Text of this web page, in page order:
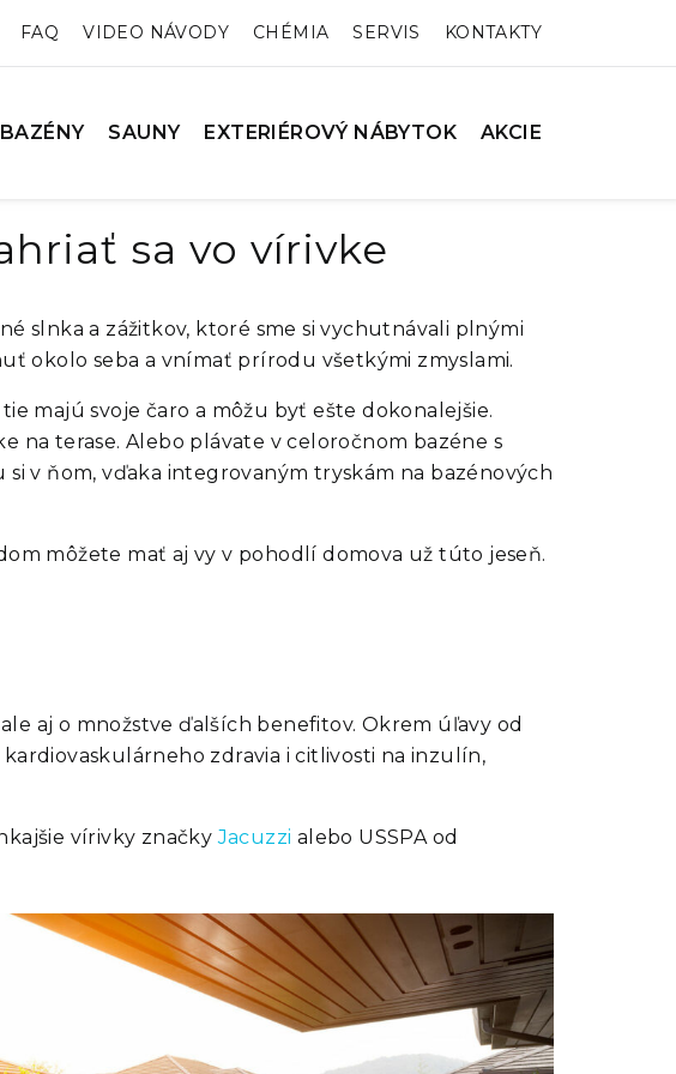
FAQ VIDEO NÁVODY CHÉMIA SERVIS KONTAKTY
SAUNY EXTERIÉROVÝ NÁBYTOK AKCIE
sa vo vírivke
slnka a zážitkov, ktoré sme si vychutnávali plnými
okolo seba a vnímať prírodu všetkými zmyslami.
majú svoje čaro a môžu byť ešte dokonalejšie.
na terase. Alebo plávate v celoročnom bazéne s
v ňom, vďaka integrovaným tryskám na bazénových
môžete mať aj vy v pohodlí domova už túto jeseň.
aj o množstve ďalších benefitov. Okrem úľavy od
zdravia i citlivosti na inzulín,
vírivky značkyJacuzzi alebo USSPA od